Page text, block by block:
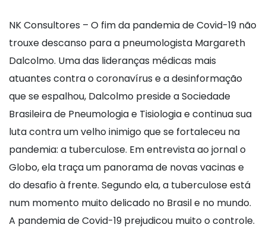
NK Consultores – O fim da pandemia de Covid-19 não
trouxe descanso para a pneumologista Margareth
Dalcolmo. Uma das lideranças médicas mais
atuantes contra o coronavírus e a desinformação
que se espalhou, Dalcolmo preside a Sociedade
Brasileira de Pneumologia e Tisiologia e continua sua
luta contra um velho inimigo que se fortaleceu na
pandemia: a tuberculose. Em entrevista ao jornal o
Globo, ela traça um panorama de novas vacinas e
do desafio à frente. Segundo ela, a tuberculose está
num momento muito delicado no Brasil e no mundo.
A pandemia de Covid-19 prejudicou muito o controle.